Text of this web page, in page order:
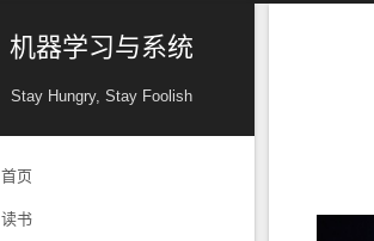
机器学习与系统
Stay Hungry, Stay Foolish
首页
读书